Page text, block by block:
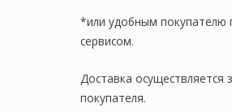
*или удобным покупателю
сервисом.
Доставка осуществляется
покупателя.